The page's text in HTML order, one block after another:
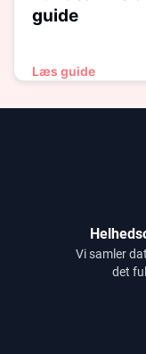
guide
Læs guide
Vi samler
det